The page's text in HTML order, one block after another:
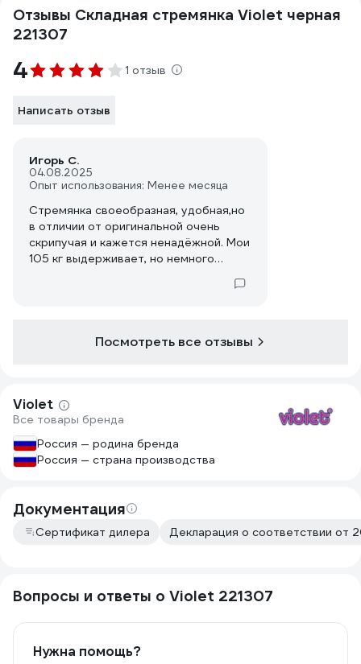
Отзывы Складная стремянка Violet черная
221307
4 1 отзыв
Написать отзыв
Игорь С.
04.08.2025
Опыт использования: Менее месяца
Стремянка своеобразная, удобная,но
в отличии от оригинальной очень
скрипучая и кажется ненадёжной. Мои
105 кг выдерживает, но немного
Посмотреть все отзывы
Violet
Все товары бренда
Россия — родина бренда
Россия — страна производства
Документация
Сертификат дилера Декларация о соответствии от
Вопросы и ответы о Violet 221307
Нужна помощь?